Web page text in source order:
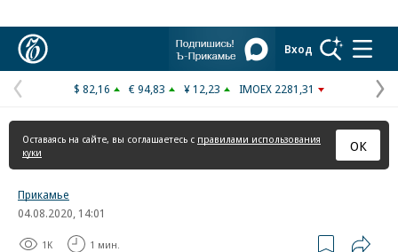
Вход
Предыдущая
страница
$ 82,16 € 94,83 ¥ 12,23 IMOEX 2281,31
Оставаясь на сайте, вы соглашаетесь с правилами использования
куки
ОК
Прикамье
04.08.2020, 14:01
1K 1 мин.